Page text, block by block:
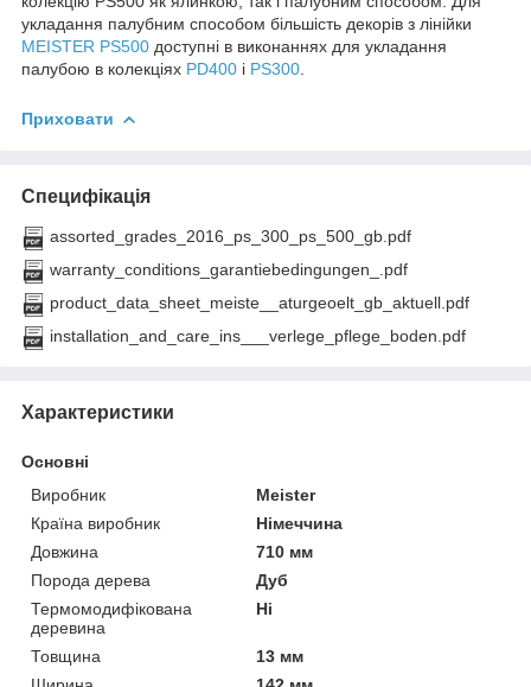
укладання палубним способом більшість декорів з лінійки
MEISTER PS500 доступні в виконаннях для укладання
палубою в колекціях PD400 і PS300
Приховати
Специфікація
assorted_grades_2016_ps_300_ps_500_gb.pdf
warranty_conditions_garantiebedingungen_.pdf
product_data_sheet_meiste__aturgeoelt_gb_aktuell.pdf
installation_and_care_ins___verlege_pflege_boden.pdf
Характеристики
Основні
Виробник
Meister
Країна виробник
Німеччина
Довжина
710 мм
Порода дерева
Дуб
Термомодифікована
деревина
Ні
Товщина
13 мм